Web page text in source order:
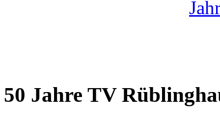
50 Jahre TV